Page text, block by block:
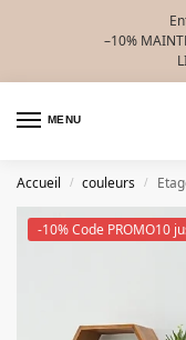
–10%
MENU
Accueil / couleurs /
-10% Code PROMO10